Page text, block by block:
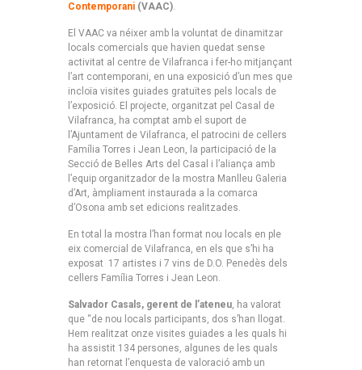
Contemporani (VAAC).
El VAAC va néixer amb la voluntat de dinamitzar
locals comercials que havien quedat sense
activitat al centre de Vilafranca i fer-ho mitjançant
l’art contemporani, en una exposició d’un mes que
incloïa visites guiades gratuïtes pels locals de
l’exposició. El projecte, organitzat pel Casal de
Vilafranca, ha comptat amb el suport de
l’Ajuntament de Vilafranca, el patrocini de cellers
Família Torres i Jean Leon, la participació de la
Secció de Belles Arts del Casal i l’aliança amb
l’equip organitzador de la mostra Manlleu Galeria
d’Art, àmpliament instaurada a la comarca
d’Osona amb set edicions realitzades.
En total la mostra l’han format nou locals en ple
eix comercial de Vilafranca, en els que s’hi ha
exposat 17 artistes i 7 vins de D.O. Penedès dels
cellers Família Torres i Jean Leon.
Salvador Casals, gerent de l’ateneu, ha valorat
que “de nou locals participants, dos s’han llogat.
Hem realitzat onze visites guiades a les quals hi
ha assistit 134 persones, algunes de les quals
han retornat l’enquesta de valoració amb un